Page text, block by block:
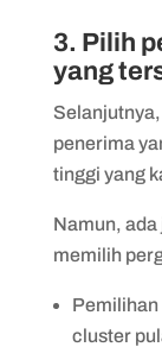
3. Pilih
yang
penerima
tinggi yang
Namun, ada
memilih
Pemilihan
cluster